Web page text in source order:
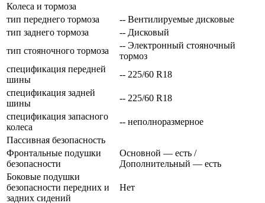
Колеса и тормоза
тип переднего тормоза
-- Вентилируемые дисковые
тип заднего тормоза
-- Дисковый
тип стояночного тормоза
-- Электронный стояночный
тормоз
спецификация передней
шины
-- 225/60 R18
спецификация задней
шины
-- 225/60 R18
спецификация запасного
колеса
-- неполноразмерное
Пассивная безопасность
Фронтальные подушки
безопасности
Основной — есть /
Дополнительный — есть
Боковые подушки
безопасности передних и
задних сидений
Нет